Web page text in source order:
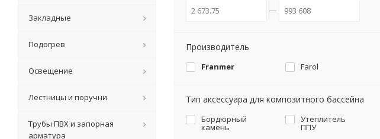
Производитель
Franmer Farol
Тип аксессуара для композитного бассейна
Бордюрный
камень
Утеплитель
ППУ
Закладные
Подогрев
Освещение
Лестницы и поручни
Трубы ПВХ и запорная
арматура